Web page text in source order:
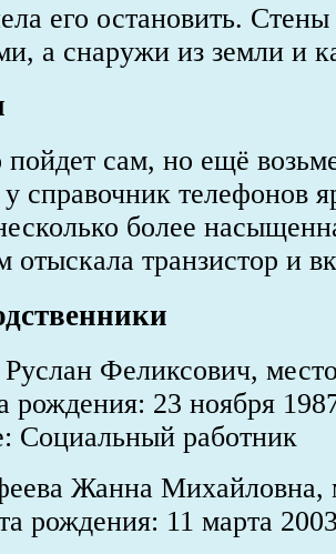
его остановить.
а снаружи из земли и
сам, но ещё
справочник телефонов
более
отыскала транзистор и
Феликсович,
рождения: 23 ноября
Социальный работник
Жанна Михайловна,
рождения: 11 марта